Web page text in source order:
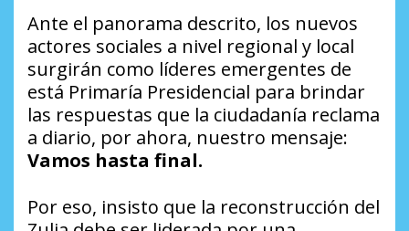
Ante el panorama descrito, los nuevos
actores sociales a nivel regional y local
surgirán como líderes emergentes de
está Primaría Presidencial para brindar
las respuestas que la ciudadanía reclama
a diario, por ahora, nuestro mensaje:
Vamos hasta final.
Por eso, insisto que la reconstrucción del